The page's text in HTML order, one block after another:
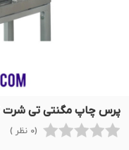
پرس چاپ مگنتی تی شرت CH-64-DK (40*60) LIKO
(0 نظر )